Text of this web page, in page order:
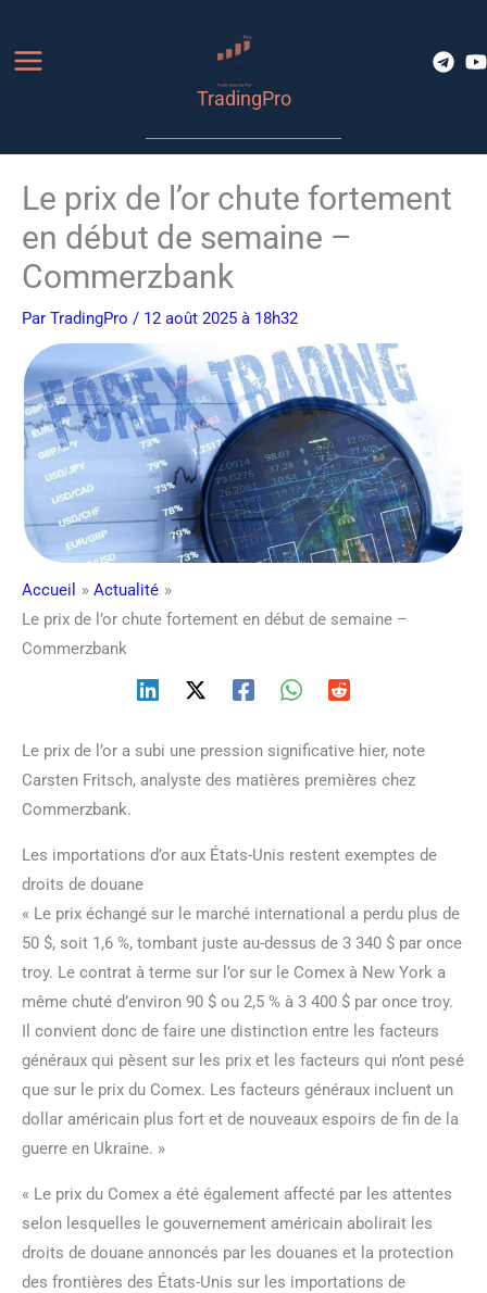
contenu
TradingPro
Le prix de l’or chute fortement
en début de semaine –
Commerzbank
Par TradingPro / 12 août 2025 à 18h32
Accueil
Actualité
Le prix de l’or chute fortement en début de semaine –
Commerzbank
Le prix de l’or a subi une pression significative hier, note
Carsten Fritsch, analyste des matières premières chez
Commerzbank.
Les importations d’or aux États-Unis restent exemptes de
droits de douane
« Le prix échangé sur le marché international a perdu plus de
50 $, soit 1,6 %, tombant juste au-dessus de 3 340 $ par once
troy. Le contrat à terme sur l’or sur le Comex à New York a
même chuté d’environ 90 $ ou 2,5 % à 3 400 $ par once troy.
Il convient donc de faire une distinction entre les facteurs
généraux qui pèsent sur les prix et les facteurs qui n’ont pesé
que sur le prix du Comex. Les facteurs généraux incluent un
dollar américain plus fort et de nouveaux espoirs de fin de la
guerre en Ukraine. »
« Le prix du Comex a été également affecté par les attentes
selon lesquelles le gouvernement américain abolirait les
droits de douane annoncés par les douanes et la protection
des frontières des États-Unis sur les importations de